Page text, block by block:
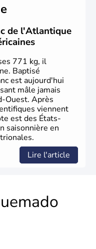
avant l'arrivée
du continent par
Les 13 colonies
d'indépendance
constitution en 1787.
l'entrée dans une
de l'Atlantique
771 kg, il
Baptisé
est aujourd'hui
mâle jamais
Ouest. Après
viennent
est des États-
saisonnière en
Lire l'article